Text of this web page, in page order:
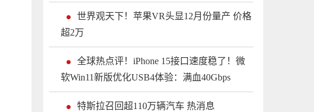
世界观天下！苹果VR头显12月份量产 价格
超2万
全球热点评！iPhone 15接口速度稳了！微
软Win11新版优化USB4体验：满血40Gbps
特斯拉召回超110万辆汽车 热消息